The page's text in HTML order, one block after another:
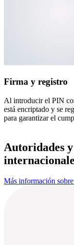
Firma y registro
Al introducir el PIN
está encriptado y se
para garantizar el
Autoridades
Más información